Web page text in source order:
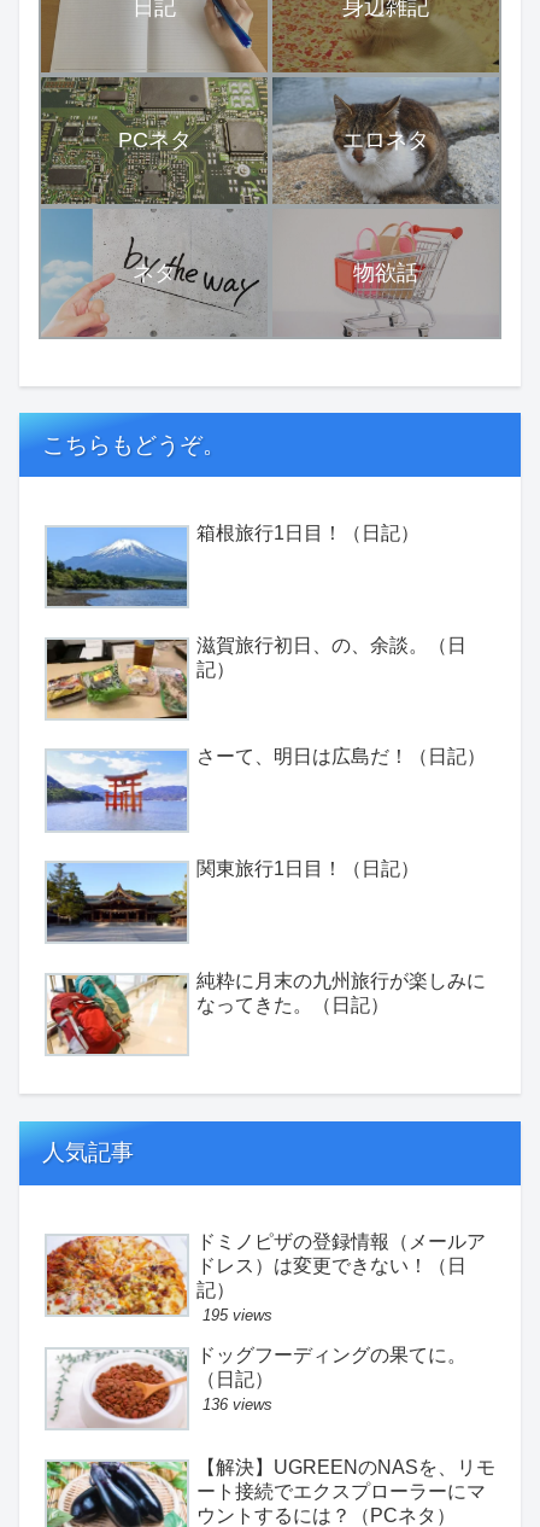
日記 身辺雑記
PCネタ エロネタ
ネタ 物欲話
こちらもどうぞ。
箱根旅行1日目！（日記）
滋賀旅行初日、の、余談。（日
記）
さーて、明日は広島だ！（日記）
関東旅行1日目！（日記）
純粋に月末の九州旅行が楽しみに
なってきた。（日記）
人気記事
ドミノピザの登録情報（メールア
ドレス）は変更できない！（日
記）
195 views
ドッグフーディングの果てに。
（日記）
136 views
【解決】UGREENのNASを、リモ
ート接続でエクスプローラーにマ
ウントするには？（PCネタ）